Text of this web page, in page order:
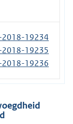
2018-19234
2018-19235
2018-19236